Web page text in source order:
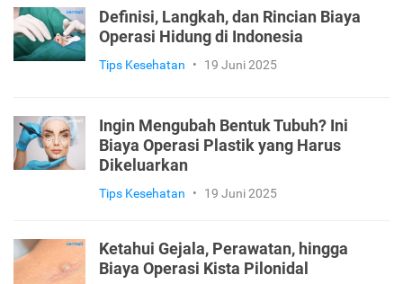
Definisi, Langkah, dan Rincian Biaya
Operasi Hidung di Indonesia
Tips Kesehatan • 19 Juni 2025
Ingin Mengubah Bentuk Tubuh? Ini
Biaya Operasi Plastik yang Harus
Dikeluarkan
Tips Kesehatan • 19 Juni 2025
Ketahui Gejala, Perawatan, hingga
Biaya Operasi Kista Pilonidal